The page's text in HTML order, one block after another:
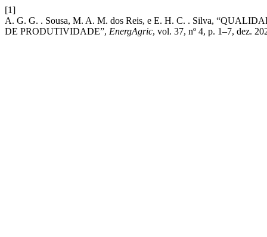
[1]
A. G. G. . Sousa, M. A. M. dos Reis, e E. H. C. . Silva,
DE PRODUTIVIDADE”, EnergAgric, vol. 37, nº 4, p. 1–7, dez.